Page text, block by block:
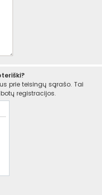
prie teisingų sąrašo. Tai
registracijos.